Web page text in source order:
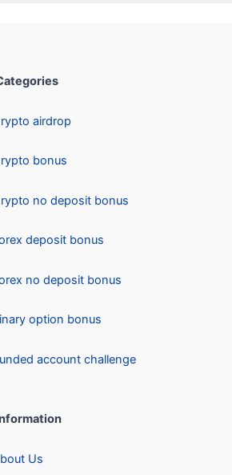
Categories:
Crypto airdrop
Crypto bonus
Crypto no deposit bonus
Forex deposit bonus
Forex no deposit bonus
Binary option bonus
Funded account challenge
Information:
About Us